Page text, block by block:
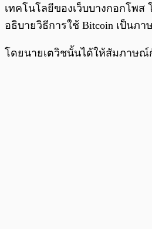
เทคโนโลยีของเว็บบางกอกโพ
อธิบายวิธีการใช้ Bitcoin เป็นภ
โดยนายเตวิชนั้นได้ให้สัมภาษณ์